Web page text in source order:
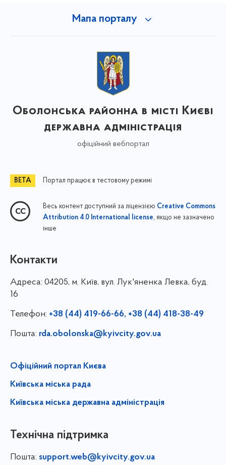
Мапа порталу
Оболонська районна в місті Києві
державна адміністрація
офіційний вебпортал
Портал працює в тестовому режимі
Весь контент доступний за ліцензією Creative Commons
Attribution 4.0 International license, якщо не зазначено
інше
Контакти
Адреса: 04205, м. Київ, вул. Лук'яненка Левка, буд.
16
Телефон: +38 (44) 419-66-66, +38 (44) 418-38-49
Пошта: rda.obolonska@kyivcity.gov.ua
Офіційний портал Києва
Київська міська рада
Київська міська державна адміністрація
Технічна підтримка
Пошта: support.web@kyivcity.gov.ua